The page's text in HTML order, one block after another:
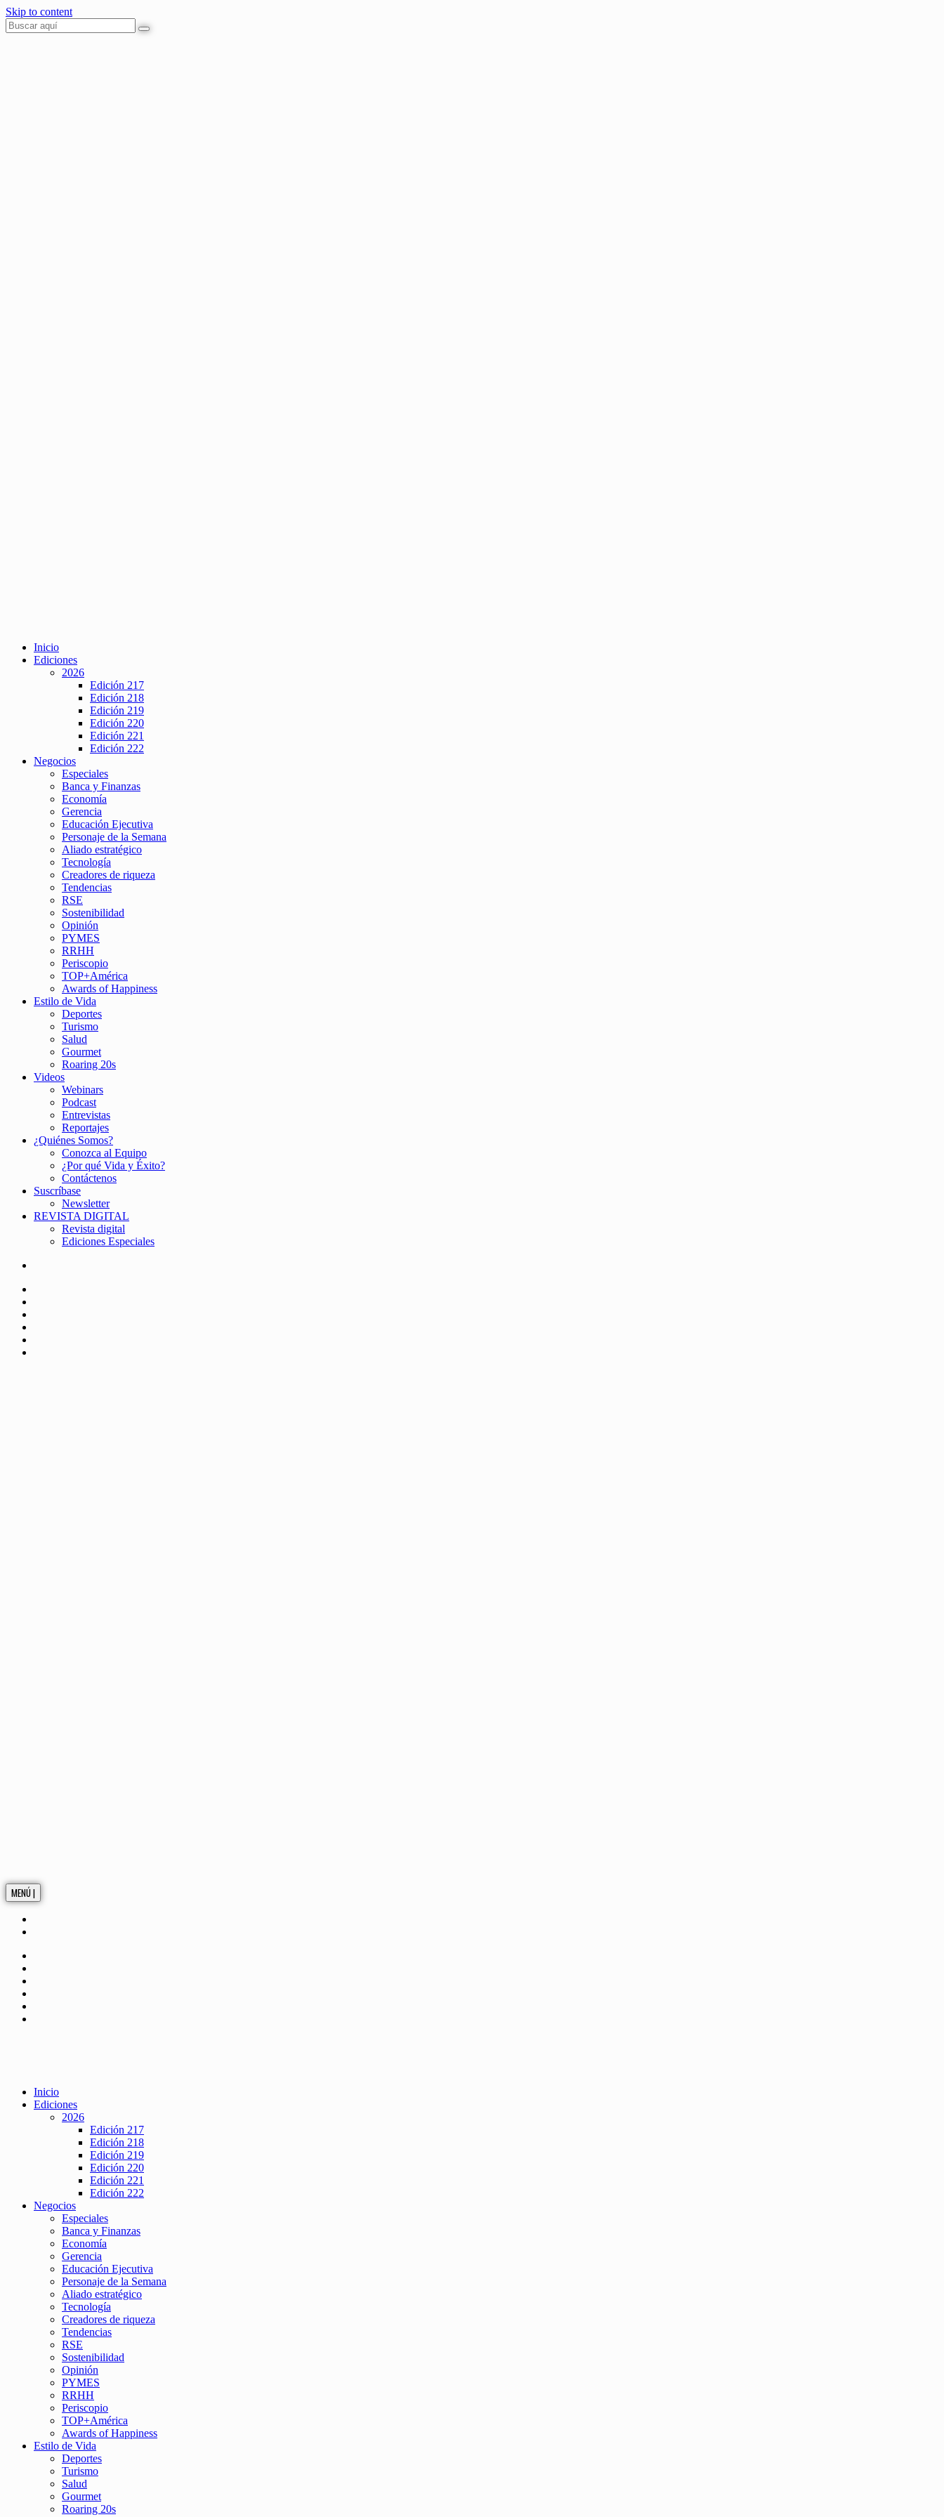
Skip to content
Inicio
Ediciones
2026
Edición 217
Edición 218
Edición 219
Edición 220
Edición 221
Edición 222
Negocios
Especiales
Banca y Finanzas
Economía
Gerencia
Educación Ejecutiva
Personaje de la Semana
Aliado estratégico
Tecnología
Creadores de riqueza
Tendencias
RSE
Sostenibilidad
Opinión
PYMES
RRHH
Periscopio
TOP+América
Awards of Happiness
Estilo de Vida
Deportes
Turismo
Salud
Gourmet
Roaring 20s
Videos
Webinars
Podcast
Entrevistas
Reportajes
¿Quiénes Somos?
Conozca al Equipo
¿Por qué Vida y Éxito?
Contáctenos
Suscríbase
Newsletter
REVISTA DIGITAL
Revista digital
Ediciones Especiales
MENÚ |
Inicio
Ediciones
2026
Edición 217
Edición 218
Edición 219
Edición 220
Edición 221
Edición 222
Negocios
Especiales
Banca y Finanzas
Economía
Gerencia
Educación Ejecutiva
Personaje de la Semana
Aliado estratégico
Tecnología
Creadores de riqueza
Tendencias
RSE
Sostenibilidad
Opinión
PYMES
RRHH
Periscopio
TOP+América
Awards of Happiness
Estilo de Vida
Deportes
Turismo
Salud
Gourmet
Roaring 20s